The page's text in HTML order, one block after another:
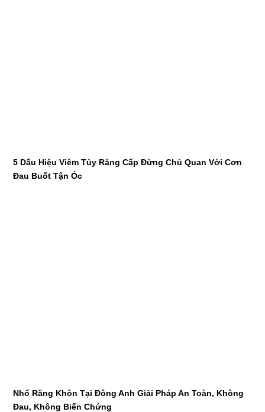
5 Dấu Hiệu Viêm Tủy Răng Cấp Đừng Chủ Quan Với Cơn
Đau Buốt Tận Óc
Nhổ Răng Khôn Tại Đông Anh Giải Pháp An Toàn, Không
Đau, Không Biến Chứng